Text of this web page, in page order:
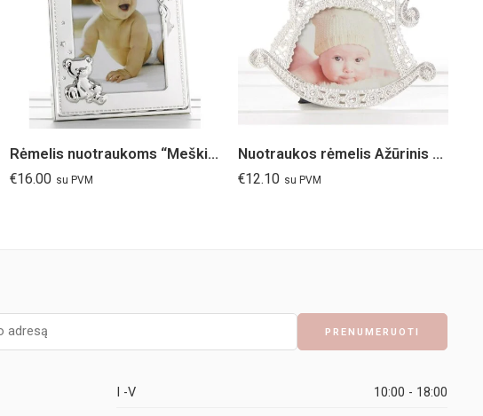
Rėmelis nuotraukoms “Meškis ir balionai”
€16.00 su PVM
Nuotraukos rėmelis Ažūrinis arkliukas
€12.10 su PVM
I -V
10:00 - 18:00